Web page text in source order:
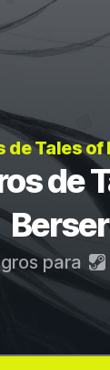
de Tales
de
para